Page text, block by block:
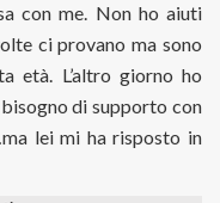
con me. Non ho aiuti
ci provano ma sono
età. L’altro giorno ho
di supporto con
lei mi ha risposto in